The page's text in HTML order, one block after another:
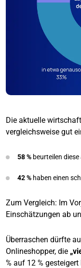
Die aktuelle
vergleichsweise gut
58 % beurteilen
42 % haben einen
Zum Vergleich: Im
Einschätzungen ab
Überraschen dürfte
Onlineshopper, die
% auf 12 %